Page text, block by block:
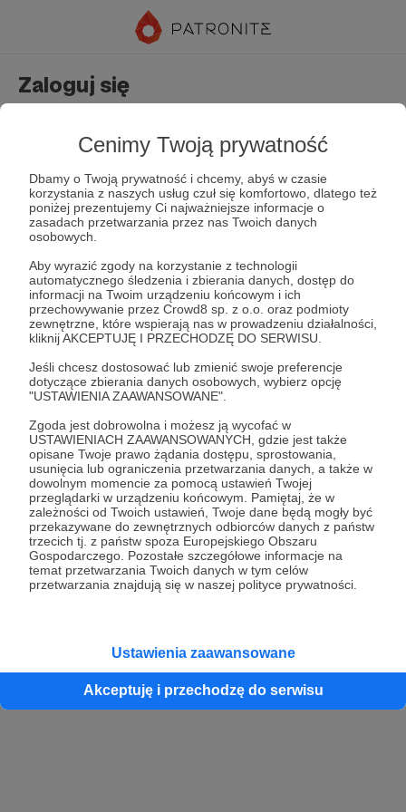
Cenimy Twoją prywatność
Dbamy o Twoją prywatność i chcemy, abyś w czasie
korzystania z naszych usług czuł się komfortowo, dlatego też
poniżej prezentujemy Ci najważniejsze informacje o
zasadach przetwarzania przez nas Twoich danych
osobowych.
Aby wyrazić zgody na korzystanie z technologii
automatycznego śledzenia i zbierania danych, dostęp do
informacji na Twoim urządzeniu końcowym i ich
przechowywanie przez Crowd8 sp. z o.o. oraz podmioty
zewnętrzne, które wspierają nas w prowadzeniu działalności,
kliknij AKCEPTUJĘ I PRZECHODZĘ DO SERWISU.
Jeśli chcesz dostosować lub zmienić swoje preferencje
dotyczące zbierania danych osobowych, wybierz opcję
"USTAWIENIA ZAAWANSOWANE".
Zgoda jest dobrowolna i możesz ją wycofać w
USTAWIENIACH ZAAWANSOWANYCH, gdzie jest także
opisane Twoje prawo żądania dostępu, sprostowania,
usunięcia lub ograniczenia przetwarzania danych, a także w
dowolnym momencie za pomocą ustawień Twojej
przeglądarki w urządzeniu końcowym. Pamiętaj, że w
zależności od Twoich ustawień, Twoje dane będą mogły być
przekazywane do zewnętrznych odbiorców danych z państw
trzecich tj. z państw spoza Europejskiego Obszaru
Gospodarczego. Pozostałe szczegółowe informacje na
temat przetwarzania Twoich danych w tym celów
przetwarzania znajdują się w naszej polityce prywatności.
Ustawienia zaawansowane
Akceptuję i przechodzę do serwisu
Zaloguj się
Zapamiętaj mnie Zapomniałeś hasła?
Zaloguj
lub
Kontynuuj z Google
Kontynuuj z Facebook
Kontynuuj z Apple
konta przez osobę niepełnoletnią” dostępny w regulaminie Patronite.pl